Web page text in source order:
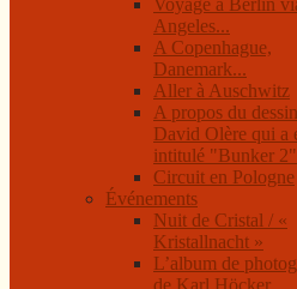
Voyage à Berlin
Angeles...
A Copenhague,
Danemark...
Aller à Auschwitz
A propos du
David Olère qui a
intitulé "Bunker 2"
Circuit en Pologne
Événements
Nuit de Cristal / «
Kristallnacht »
L’album de
de Karl Höcker